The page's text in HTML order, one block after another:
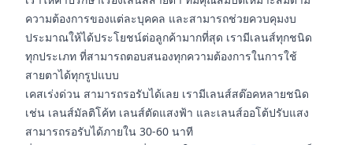
ความต้องการของแต่ละบุคคล และสามารถช่วยควบคุมงบ
ประมาณให้ได้ประโยชน์ต่อลูกค้ามากที่สุด เรามีเลนส์ทุกชนิด
ทุกประเภท ที่สามารถตอบสนองทุกความต้องการในการใช้
สายตาได้ทุกรูปแบบ
เคสเร่งด่วน สามารถรอรับได้เลย เรามีเลนส์สต๊อคหลายชนิด
เช่น เลนส์มัลติโค้ท เลนส์ตัดแสงฟ้า และเลนส์ออโต้ปรับแสง
สามารถรอรับได้ภายใน 30-60 นาที